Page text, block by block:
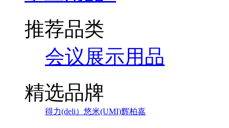
推荐品类
会议展示用品
精选品牌
得力(deli） 悠米(UMI)辉柏嘉